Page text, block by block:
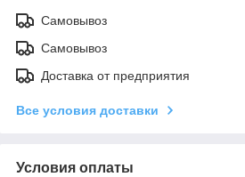
Самовывоз
Самовывоз
Доставка от предприятия
Все условия доставки
Условия оплаты